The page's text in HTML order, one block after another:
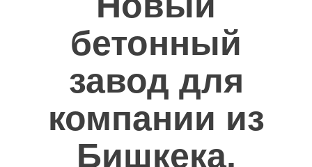
заказчики
Полезное
Контакты
бетонный
завод для
компании из
Бишкека,